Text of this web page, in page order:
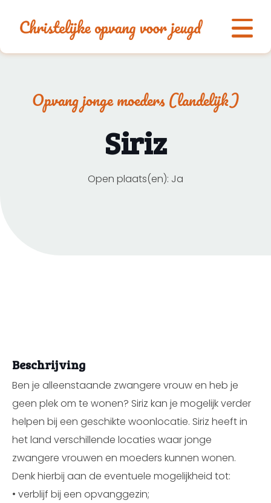
Opvang jonge moeders (landelijk)
Siriz
Open plaats(en): Ja
Beschrijving
Ben je alleenstaande zwangere vrouw en heb je
geen plek om te wonen? Siriz kan je mogelijk verder
helpen bij een geschikte woonlocatie. Siriz heeft in
het land verschillende locaties waar jonge
zwangere vrouwen en moeders kunnen wonen.
Denk hierbij aan de eventuele mogelijkheid tot:
• verblijf bij een opvanggezin;